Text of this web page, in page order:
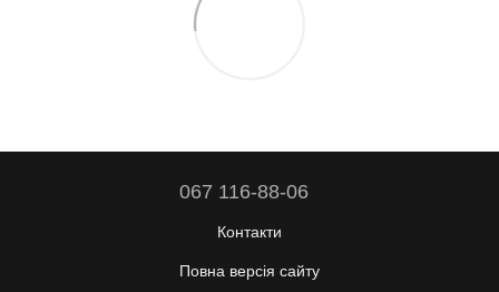
067 116-88-06
Контакти
Повна версія сайту